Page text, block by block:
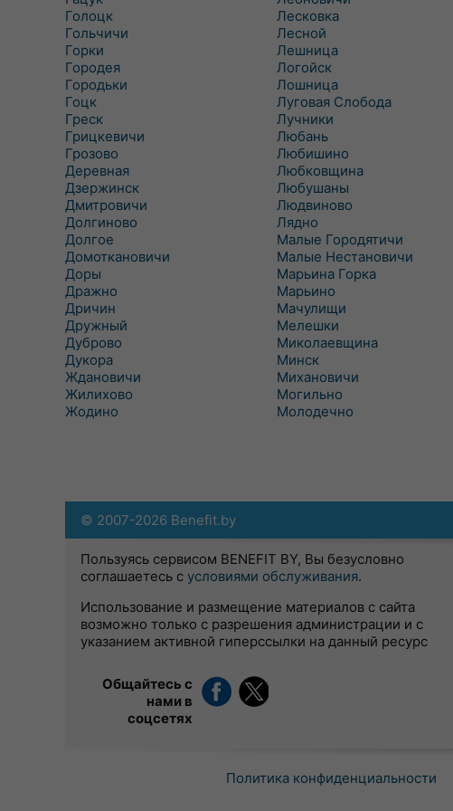
Голоцк
Гольчичи
Горки
Городея
Городьки
Гоцк
Греск
Грицкевичи
Грозово
Деревная
Дзержинск
Дмитровичи
Долгиново
Долгое
Домоткановичи
Доры
Дражно
Дричин
Дружный
Дуброво
Дукора
Ждановичи
Жилихово
Жодино
Лесковка
Лесной
Лешница
Логойск
Лошница
Луговая Слобода
Лучники
Любань
Любишино
Любковщина
Любушаны
Людвиново
Лядно
Малые Городятичи
Малые Нестановичи
Марьина Горка
Марьино
Мачулищи
Мелешки
Миколаевщина
Минск
Михановичи
Могильно
Молодечно
© 2007-2026 Benefit.by
Пользуясь сервисом BENEFIT BY, Вы безусловно
соглашаетесь с условиями обслуживания.
Использование и размещение материалов с сайта
возможно только с разрешения администрации и с
указанием активной гиперссылки на данный ресурс
Общайтесь с
нами в
соцсетях
Политика конфиденциальности